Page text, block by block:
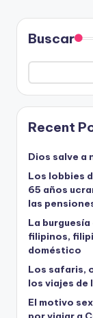
Buscar
Recent
Dios salve a
Los lobbies
65 años
las
La
filipinos,
doméstico
Los safaris,
los viajes de
El motivo